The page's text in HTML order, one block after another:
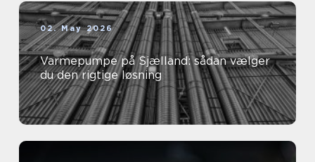
02. May 2026
Varmepumpe på Sjælland: sådan vælger
du den rigtige løsning